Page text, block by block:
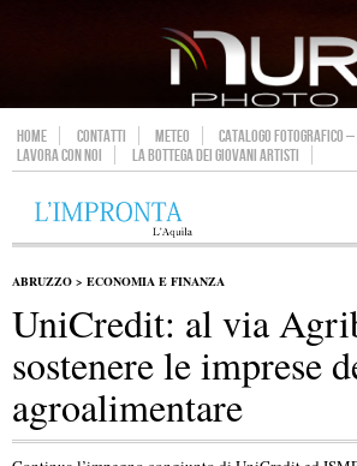
HOME CONTATTI METEO
CATALOGO FOTOGRAFICO
LAVORA CON NOI
LA BOTTEGA DEI GIOVANI ARTISTI
ABRUZZO > ECONOMIA E FINANZA
UniCredit: al via
sostenere le imprese
agroalimentare